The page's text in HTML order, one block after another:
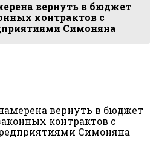
вернуть в бюджет
контрактов с
Симоняна
вернуть в бюджет
контрактов с
Симоняна